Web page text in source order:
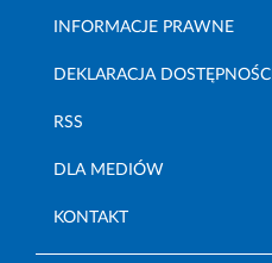
INFORMACJE PRAWNE
DEKLARACJA DOSTĘPNOŚCI
RSS
DLA MEDIÓW
KONTAKT